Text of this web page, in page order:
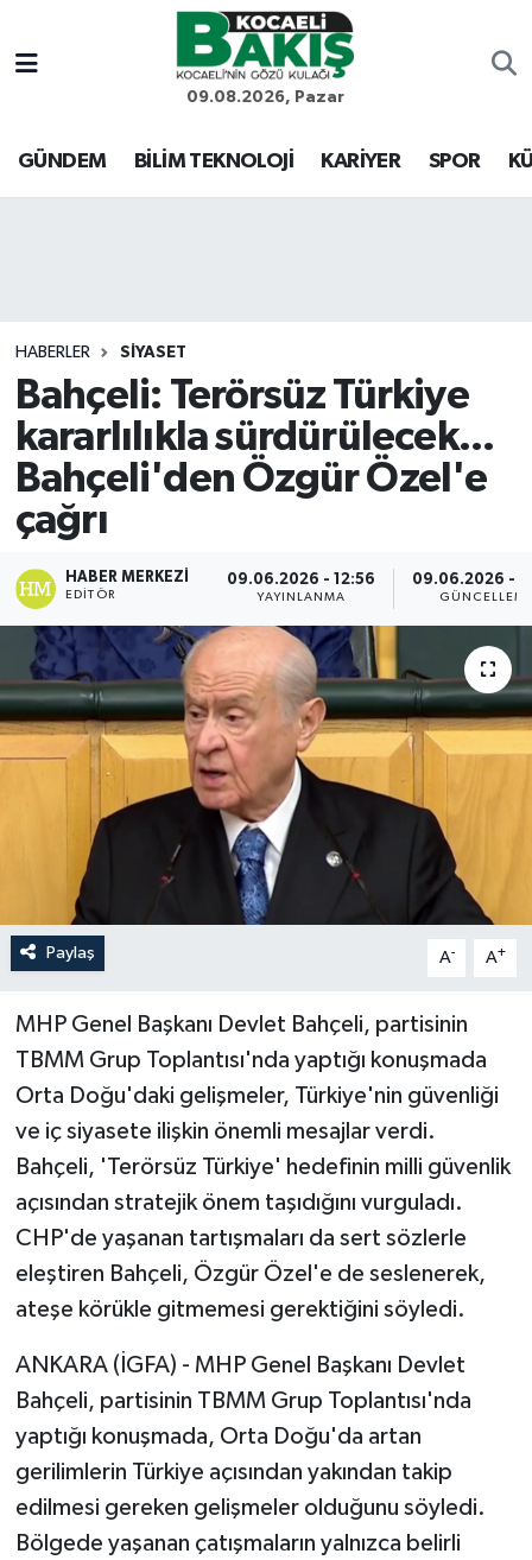
09.08.2026, Pazar
GÜNDEM BİLİM TEKNOLOJİ KARİYER SPOR
HABERLER SİYASET
Bahçeli: Terörsüz Türkiye
kararlılıkla sürdürülecek...
Bahçeli'den Özgür Özel'e
çağrı
HABER MERKEZI
EDITÖR
09.06.2026 - 12:56
YAYINLANMA
09.06.2026 -
Paylaş A- A+
MHP Genel Başkanı Devlet Bahçeli, partisinin
TBMM Grup Toplantısı'nda yaptığı konuşmada
Orta Doğu'daki gelişmeler, Türkiye'nin güvenliği
ve iç siyasete ilişkin önemli mesajlar verdi.
Bahçeli, 'Terörsüz Türkiye' hedefinin milli güvenlik
açısından stratejik önem taşıdığını vurguladı.
CHP'de yaşanan tartışmaları da sert sözlerle
eleştiren Bahçeli, Özgür Özel'e de seslenerek,
ateşe körükle gitmemesi gerektiğini söyledi.
ANKARA (İGFA) - MHP Genel Başkanı Devlet
Bahçeli, partisinin TBMM Grup Toplantısı'nda
yaptığı konuşmada, Orta Doğu'da artan
gerilimlerin Türkiye açısından yakından takip
edilmesi gereken gelişmeler olduğunu söyledi.
Bölgede yaşanan çatışmaların yalnızca belirli
Kocaeli Nöbetçi Eczaneler
Kocaeli Hava Durumu
Son Dakika Haberleri
Haber Arşivi